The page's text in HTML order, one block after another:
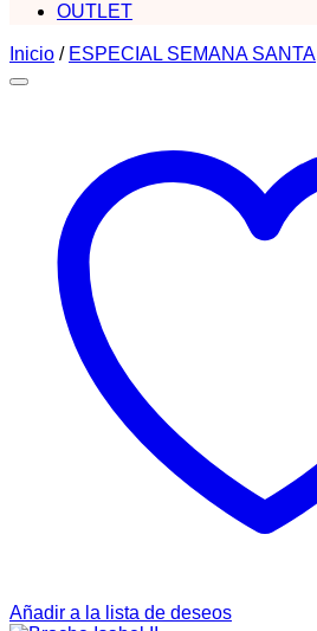
OUTLET
Inicio / ESPECIAL SEMANA SANTA
Añadir a la lista de deseos